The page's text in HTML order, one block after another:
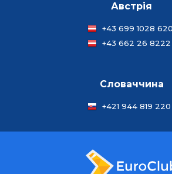
Австрія
+43 699 1028
+43 662 26 8222
Словаччина
+421 944 819 220